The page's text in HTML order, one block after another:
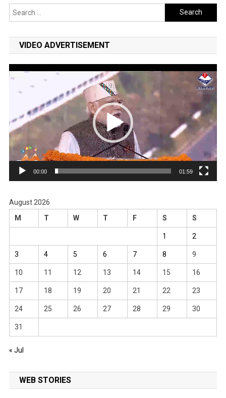
Search
for:
VIDEO ADVERTISEMENT
Video
00:00 01:59
August 2026
M
T W T F S S
1 2
3 4 5 6 7 8 9
10 11 12 13 14 15 16
17 18 19 20 21 22 23
24 25 26 27 28 29 30
31
« Jul
WEB STORIES